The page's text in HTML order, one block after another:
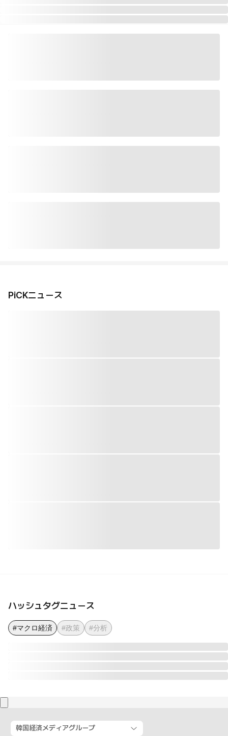
PiCKニュース
ハッシュタグニュース
#マクロ経済 #政策 #分析
韓国経済メディアグループ